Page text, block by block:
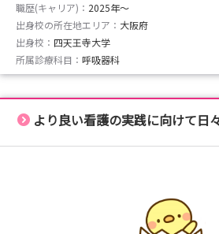
職歴(キャリア)： 2025年〜
出身校の所在地エリア： 大阪府
出身校： 四天王寺大学
所属診療科目： 呼吸器科
より良い看護の実践に向けて日